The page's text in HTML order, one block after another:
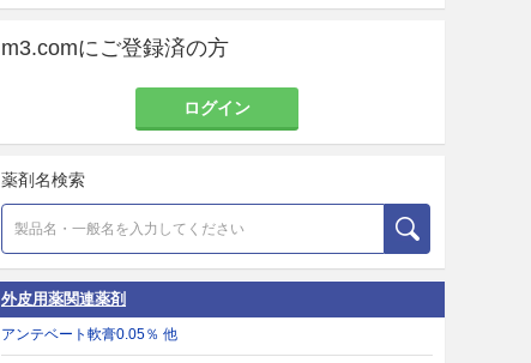
m3.comにご登録済の方
ログイン
薬剤名検索
外皮用薬関連薬剤
アンテベート軟膏0.05％ 他